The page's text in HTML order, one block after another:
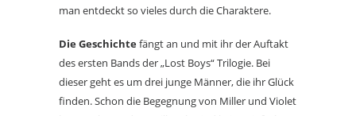
man entdeckt so vieles durch die Charaktere.
Die Geschichtefängt an und mit ihr der Auftakt
des ersten Bands der „Lost Boys“ Trilogie. Bei
dieser geht es um drei junge Männer, die ihr Glück
finden. Schon die Begegnung von Miller und Violet